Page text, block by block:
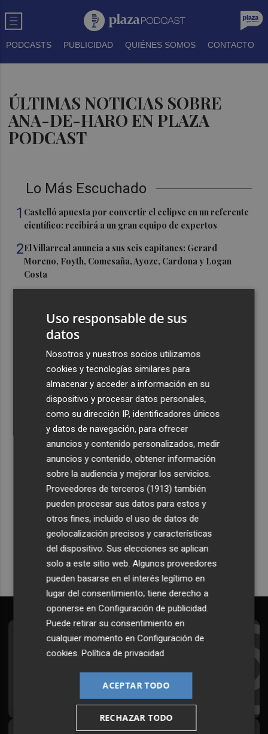
PODCASTS PUBLICIDAD QUIÉNES SOMOS CONTACTO
ÚLTIMAS NOTICIAS SOBRE
ANA-DE-HARO EN PLAZA
PODCAST
Lo Más Escuchado
1 Castelló apuesta por convertir el eclipse en un referente
científico: recibirá a un gran equipo de expertos
2El Villarreal anuncia a sus seis capitanes: Gerard
Moreno, Foyth, Comesaña, Ayoze, Cardona y Logan
Costa
San Javier da viabilidad al nuevo contrato del transporte
324 habitaciones
Estos son los estrenos que abren la cartelera en agosto:
de la comedia 'El último mono' a una nueva entrega de
'La Patrulla Canina'
Recibe toda la actualidad de
Plaza Podcast en tu correo
Quiero suscribirme
Suscríbete al Boletín
¡Quiero suscribirme!
Uso responsable de sus
datos
Nosotros y nuestros socios utilizamos
cookies y tecnologías similares para
almacenar y acceder a información en su
dispositivo y procesar datos personales,
como su dirección IP, identificadores únicos
y datos de navegación, para ofrecer
anuncios y contenido personalizados, medir
anuncios y contenido, obtener información
sobre la audiencia y mejorar los servicios.
Proveedores de terceros (1913) también
pueden procesar sus datos para estos y
otros fines, incluido el uso de datos de
geolocalización precisos y características
del dispositivo. Sus elecciones se aplican
solo a este sitio web. Algunos proveedores
pueden basarse en el interés legítimo en
lugar del consentimiento; tiene derecho a
oponerse enConfiguración de publicidad.
Puede retirar su consentimiento en
cualquier momento enConfiguración de
cookies.Política de privacidad
ACEPTAR TODO
RECHAZAR TODO